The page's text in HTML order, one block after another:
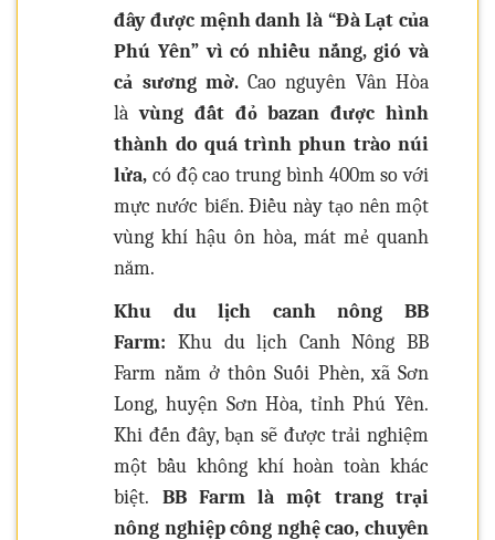
đây được mệnh danh là “Đà Lạt của
Phú Yên” vì có nhiều nắng, gió và
cả sương mờ.Cao nguyên Vân Hòa
là vùng đất đỏ bazan được hình
thành do quá trình phun trào núi
lửa, có độ cao trung bình 400m so với
mực nước biển. Điều này tạo nên một
vùng khí hậu ôn hòa, mát mẻ quanh
năm.
Khu du lịch canh nông BB
Farm: Khu du lịch Canh Nông BB
Farm nằm ở thôn Suối Phèn, xã Sơn
Long, huyện Sơn Hòa, tỉnh Phú Yên.
Khi đến đây, bạn sẽ được trải nghiệm
một bầu không khí hoàn toàn khác
biệt. BB Farm là một trang trại
nông nghiệp công nghệ cao, chuyên